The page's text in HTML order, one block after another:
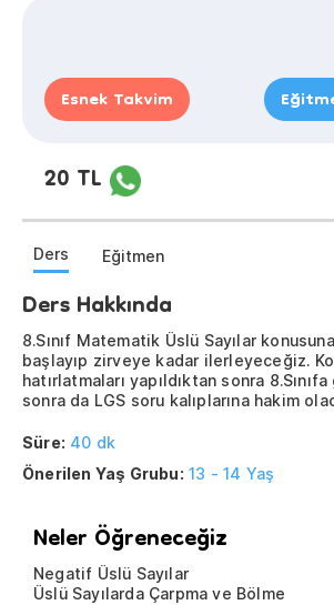
Esnek Takvim
20 TL
Ders Eğitmen
Ders Hakkında
8.Sınıf Matematik Üslü Sayılar
başlayıp zirveye kadar ilerleyeceğiz.
hatırlatmaları yapıldıktan sonra
sonra da LGS soru kalıplarına hakim
Süre: 40 dk
Önerilen Yaş Grubu: 13 - 14 Yaş
Neler Öğreneceğiz
Negatif Üslü Sayılar
Üslü Sayılarda Çarpma ve Bölme